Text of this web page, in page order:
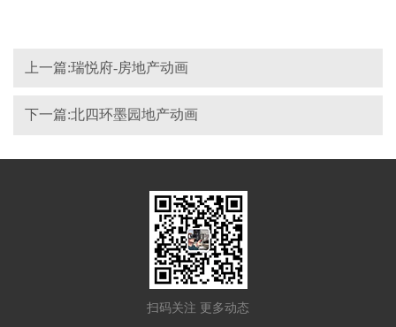
上一篇:瑞悦府-房地产动画
下一篇:北四环墨园地产动画
扫码关注 更多动态